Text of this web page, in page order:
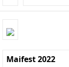
Maifest 2022